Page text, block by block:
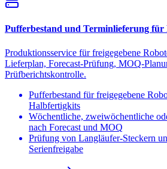
Pufferbestand und Terminlieferung für
Produktionsservice für freigegebene
Lieferplan, Forecast-Prüfung, MOQ-
Prüfberichtskontrolle.
Pufferbestand für freigegebene
Halbfertigkits
Wöchentliche, zweiwöchentliche
nach Forecast und MOQ
Prüfung von Langläufer-Steckern
Serienfreigabe